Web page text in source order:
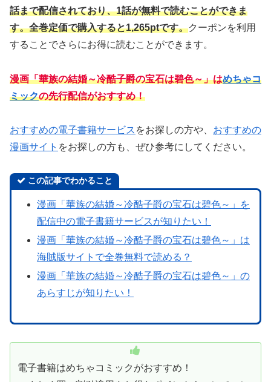
話まで配信されており、1話が無料で読むことができま
す。全巻定価で購入すると1,265ptです。クーポンを利用
することでさらにお得に読むことができます。
漫画「華族の結婚～冷酷子爵の宝石は碧色～」はめちゃコ
ミックの先行配信がおすすめ！
おすすめの電子書籍サービス をお探しの方や、 おすすめの
漫画サイト をお探しの方も、ぜひ参考にしてください。
この記事でわかること
漫画「華族の結婚～冷酷子爵の宝石は碧色～」を
配信中の電子書籍サービスが知りたい！
漫画「華族の結婚～冷酷子爵の宝石は碧色～」は
海賊版サイトで全巻無料で読める？
漫画「華族の結婚～冷酷子爵の宝石は碧色～」の
あらすじが知りたい！
電子書籍はめちゃコミックがおすすめ！